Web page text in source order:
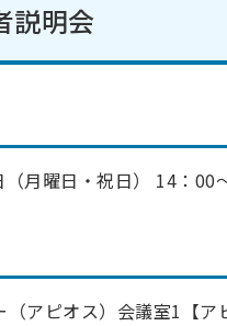
説明会
月曜日・祝日） 14：00
（アピオス）会議室1【ア